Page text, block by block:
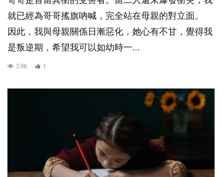
就已經為哥哥搖旗吶喊，完全站在母親的對立面。
因此，我與母親關係日漸惡化，她心有不甘，覺得我
是叛逆期，希望我可以如幼時一...
3.9K 1